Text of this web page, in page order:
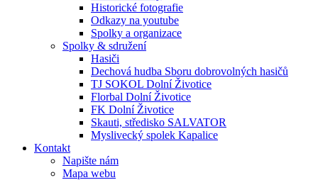
Historické fotografie
Odkazy na youtube
Spolky a organizace
Spolky & sdružení
Hasiči
Dechová hudba Sboru dobrovolných hasičů
TJ SOKOL Dolní Životice
Florbal Dolní Životice
FK Dolní Životice
Skauti, středisko SALVATOR
Myslivecký spolek Kapalice
Kontakt
Napište nám
Mapa webu